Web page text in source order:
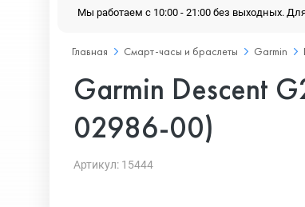
Мы работаем с 10:00 - 21:00 без выходных.
Главная Смарт-часы и браслеты Garmin
Garmin Descent
02986-00)
Артикул: 15444